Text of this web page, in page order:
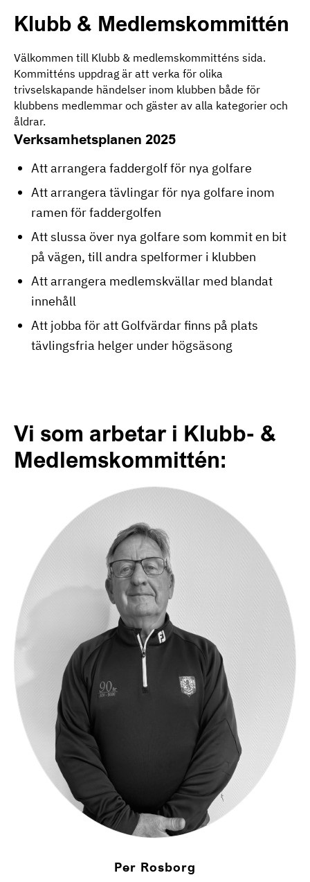
Klubb & Medlemskommittén
Välkommen till Klubb & medlemskommitténs sida.
Kommitténs uppdrag är att verka för olika
trivselskapande händelser inom klubben både för
klubbens medlemmar och gäster av alla kategorier och
åldrar.
Verksamhetsplanen 2025
Att arrangera faddergolf för nya golfare
Att arrangera tävlingar för nya golfare inom
ramen för faddergolfen
Att slussa över nya golfare som kommit en bit
på vägen, till andra spelformer i klubben
Att arrangera medlemskvällar med blandat
innehåll
Att jobba för att Golfvärdar finns på plats
tävlingsfria helger under högsäsong
Vi som arbetar i Klubb- &
Medlemskommittén:
Per Rosborg